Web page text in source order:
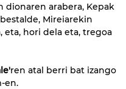
dionaren arabera, Kepak
Mireiarekin
hori dela eta, tregoa
ren atal berri bat izango
en.